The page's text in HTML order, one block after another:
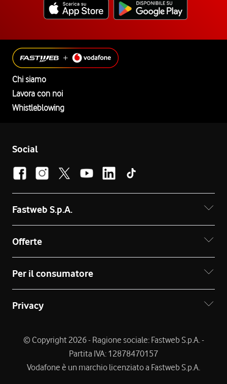
Chi siamo
Lavora con noi
Whistleblowing
Social
Fastweb S.p.A.
Offerte
Per il consumatore
Privacy
© Copyright 2026 - Ragione sociale: Fastweb S.p.A. -
Partita IVA: 12878470157
Vodafone è un marchio licenziato a Fastweb S.p.A.